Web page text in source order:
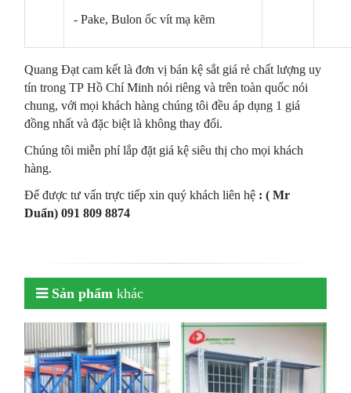
- Pake, Bulon ốc vít mạ kẽm
Quang Đạt cam kết là đơn vị bán kệ sắt giá rẻ chất lượng uy
tín trong TP Hồ Chí Minh nói riêng và trên toàn quốc nói
chung, với mọi khách hàng chúng tôi đều áp dụng 1 giá
đồng nhất và đặc biệt là không thay đổi.
Chúng tôi miễn phí lắp đặt giá kệ siêu thị cho mọi khách
hàng.
Để được tư vấn trực tiếp xin quý khách liên hệ : ( Mr
Duẩn)091 809 8874
Sản phẩm khác